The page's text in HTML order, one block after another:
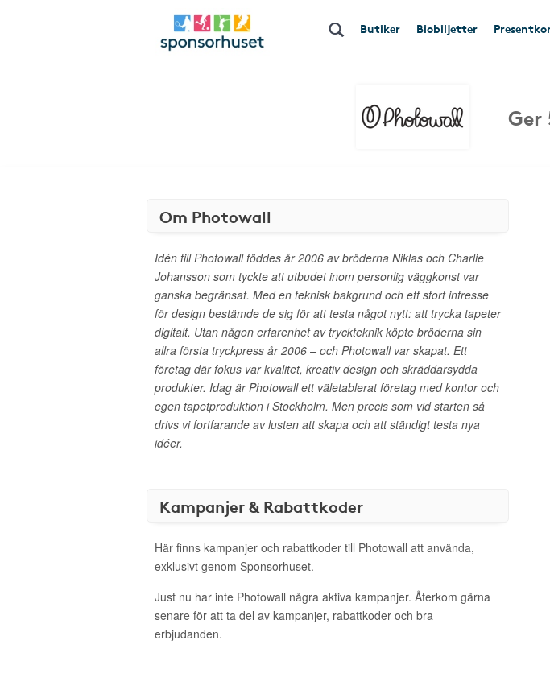
Butiker Biobiljetter
Ger
Om Photowall
Idén till Photowall föddes år 2006 av bröderna Niklas och Charlie
Johansson som tyckte att utbudet inom personlig väggkonst var
ganska begränsat. Med en teknisk bakgrund och ett stort intresse
för design bestämde de sig för att testa något nytt: att trycka tapeter
digitalt. Utan någon erfarenhet av tryckteknik köpte bröderna sin
allra första tryckpress år 2006 – och Photowall var skapat. Ett
företag där fokus var kvalitet, kreativ design och skräddarsydda
produkter. Idag är Photowall ett väletablerat företag med kontor och
egen tapetproduktion i Stockholm. Men precis som vid starten så
drivs vi fortfarande av lusten att skapa och att ständigt testa nya
idéer.
Kampanjer & Rabattkoder
Här finns kampanjer och rabattkoder till Photowall att använda,
exklusivt genom Sponsorhuset.
Just nu har inte Photowall några aktiva kampanjer. Återkom gärna
senare för att ta del av kampanjer, rabattkoder och bra
erbjudanden.